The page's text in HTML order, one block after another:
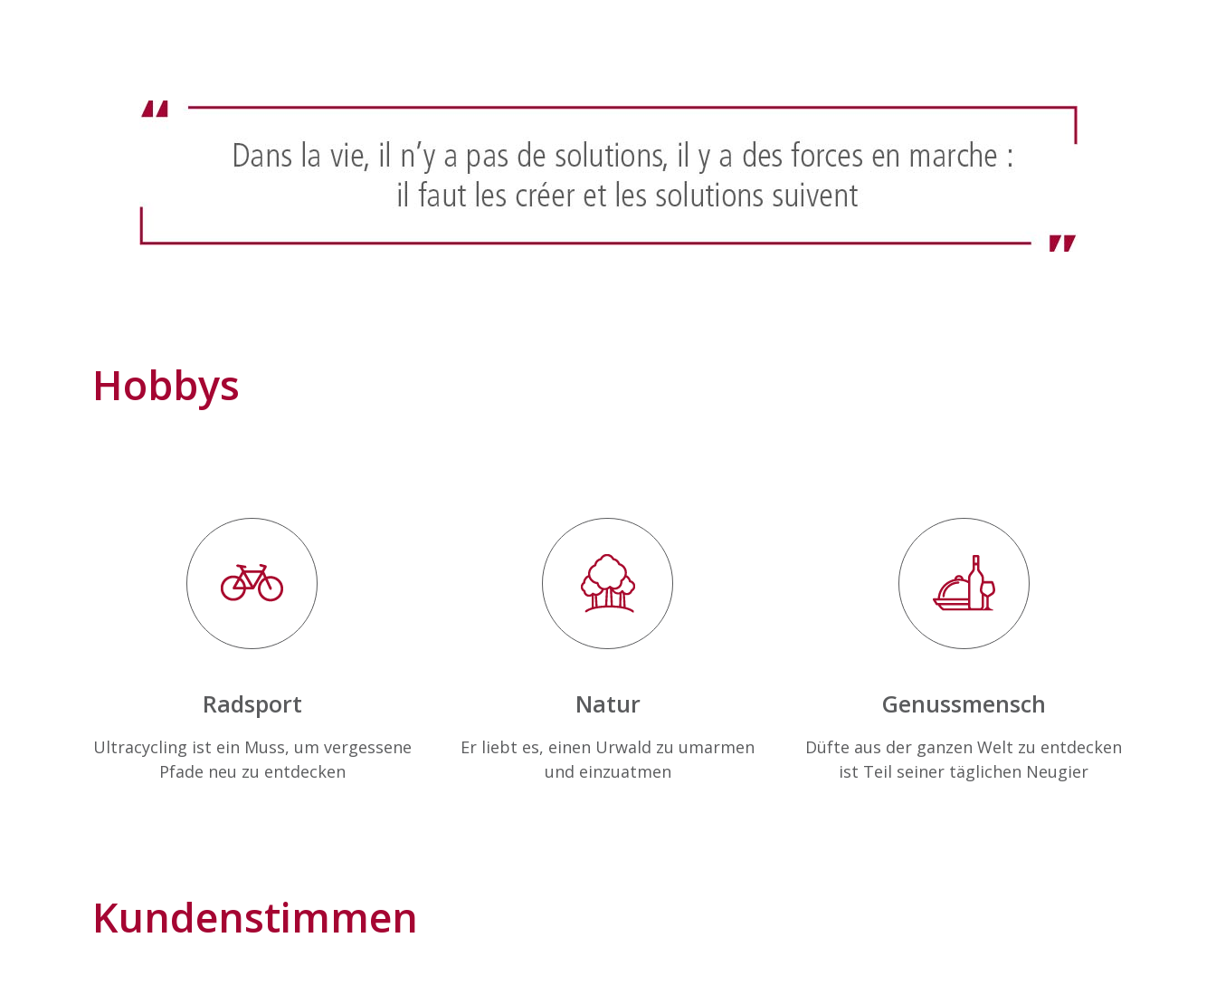
Hobbys
Radsport
Ultracycling ist ein Muss, um vergessene
Pfade neu zu entdecken
Natur
Er liebt es, einen Urwald zu umarmen
und einzuatmen
Genussmensch
Düfte aus der ganzen Welt zu entdecken
ist Teil seiner täglichen Neugier
Kundenstimmen